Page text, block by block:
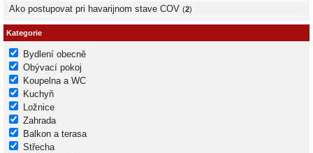
Ako postupovat pri havarijnom stave COV (2)
Kategorie
Bydlení obecně
Obývací pokoj
Koupelna a WC
Kuchyň
Ložnice
Zahrada
Balkon a terasa
Střecha